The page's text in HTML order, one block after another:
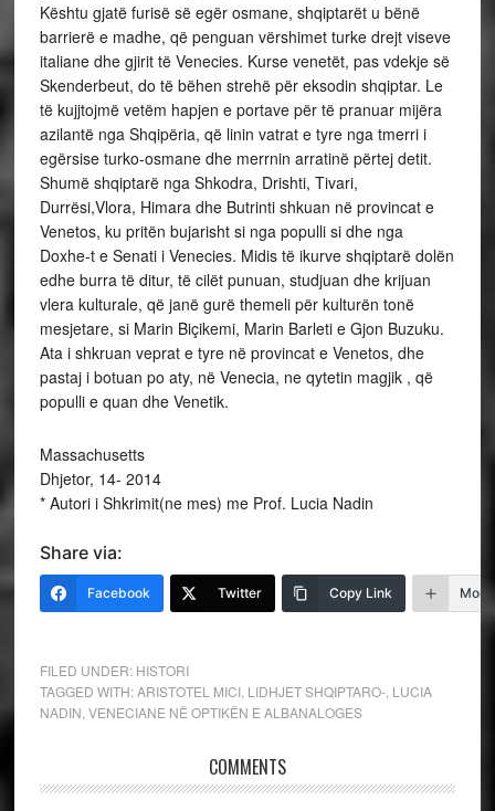
Kështu gjatë furisë së egër osmane, shqiptarët u bënë
barrierë e madhe, që penguan vërshimet turke drejt viseve
italiane dhe gjirit të Venecies. Kurse venetët, pas vdekje së
Skenderbeut, do të bëhen strehë për eksodin shqiptar. Le
të kujjtojmë vetëm hapjen e portave për të pranuar mijëra
azilantë nga Shqipëria, që linin vatrat e tyre nga tmerri i
egërsise turko-osmane dhe merrnin arratinë përtej detit.
Shumë shqiptarë nga Shkodra, Drishti, Tivari,
Durrësi,Vlora, Himara dhe Butrinti shkuan në provincat e
Venetos, ku pritën bujarisht si nga populli si dhe nga
Doxhe-t e Senati i Venecies. Midis të ikurve shqiptarë dolën
edhe burra të ditur, të cilët punuan, studjuan dhe krijuan
vlera kulturale, që janë gurë themeli për kulturën tonë
mesjetare, si Marin Biçikemi, Marin Barleti e Gjon Buzuku.
Ata i shkruan veprat e tyre në provincat e Venetos, dhe
pastaj i botuan po aty, në Venecia, ne qytetin magjik , që
populli e quan dhe Venetik.
Massachusetts
Dhjetor, 14- 2014
* Autori i Shkrimit(ne mes) me Prof. Lucia Nadin
Share via:
Facebook Twitter Copy Link More
FILED UNDER: HISTORI
TAGGED WITH:ARISTOTEL MICI, LIDHJET SHQIPTARO-, LUCIA
NADIN VENECIANE NË OPTIKËN E ALBANALOGES
COMMENTS